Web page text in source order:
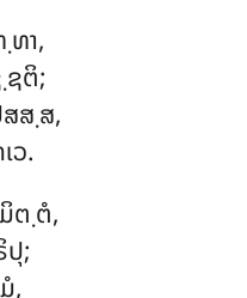
າ,
ຊຕິ;
ສສ຺ສ,
ວ.
ຕ຺ຕໍ,
;
,